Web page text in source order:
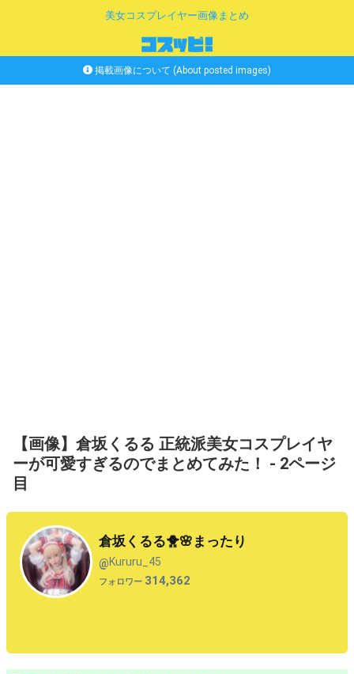
美女コスプレイヤー画像まとめ
掲載画像について (About posted images)
【画像】倉坂くるる 正統派美女コスプレイヤ
ーが可愛すぎるのでまとめてみた！ - 2ページ
目
倉坂くるる🐥🌸まったり
@Kururu_45
フォロワー 314,362